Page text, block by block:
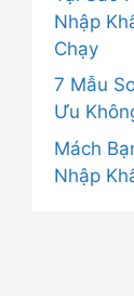
Nhập
Chạy
7 Mẫu
Ưu
Mách
Nhập